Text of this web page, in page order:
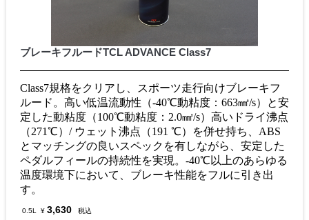
ブレーキフルードTCL ADVANCE Class7
Class7規格をクリアし、スポーツ走行向けブレーキフ
ルード。高い低温流動性（-40℃動粘度：663㎟/s）と安
定した動粘度（100℃動粘度：2.0㎟/s）高いドライ沸点
（271℃）/ ウェット沸点（191 ℃）を併せ持ち、ABS
とマッチングの良いスペックを有しながら、安定した
ペダルフィールの持続性を実現。-40℃以上のあらゆる
温度環境下において、ブレーキ性能をフルに引き出
す。
0.5L ¥ 3,630 税込